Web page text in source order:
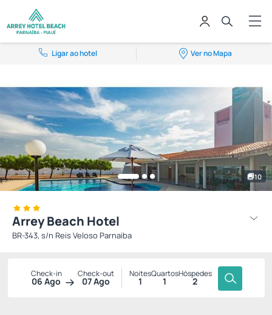
Ligar ao hotel Ver no Mapa
10
Arrey Beach Hotel
BR-343, s/n Reis Veloso Parnaiba
Check-in
06 Ago
Check-out
07 Ago
Noites
1
Quartos
1
Hóspedes
2